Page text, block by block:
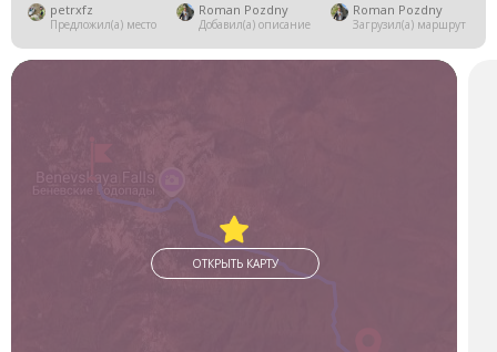
petrxfz
Предложил(а) место
Roman Pozdny
Добавил(а) описание
Roman Pozdny
Загрузил(а) маршрут
ОТКРЫТЬ КАРТУ